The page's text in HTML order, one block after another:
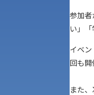
参加
い」
イベ
回も
また